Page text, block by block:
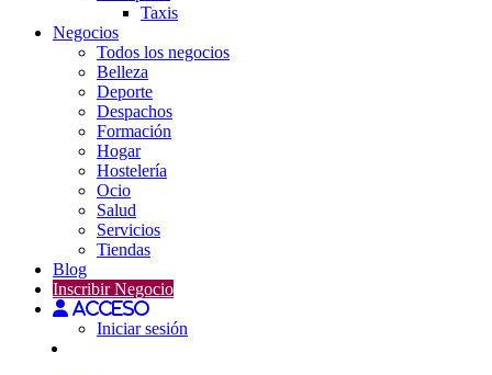
Taxis
Negocios
Todos los negocios
Belleza
Deporte
Despachos
Formación
Hogar
Hostelería
Ocio
Salud
Servicios
Tiendas
Blog
Inscribir Negocio
Acceso
Iniciar sesión